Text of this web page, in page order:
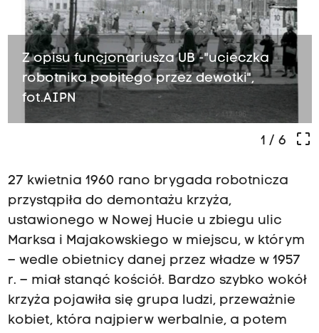
Z opisu funcjonariusza UB -"ucieczka
robotnika pobitego przez dewotki",
fot.AIPN
crop_free
1 / 6
27 kwietnia 1960 rano brygada robotnicza
przystąpiła do demontażu krzyża,
ustawionego w Nowej Hucie u zbiegu ulic
Marksa i Majakowskiego w miejscu, w którym
– wedle obietnicy danej przez władze w 1957
r. – miał stanąć kościół. Bardzo szybko wokół
krzyża pojawiła się grupa ludzi, przeważnie
kobiet, która najpierw werbalnie, a potem